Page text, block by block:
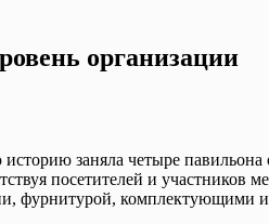
организации
историю заняла четыре
посетителей и участников
фурнитурой, комплектующими и